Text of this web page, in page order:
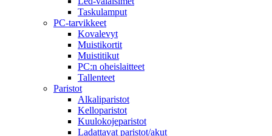
Taskulamput
PC-tarvikkeet
Kovalevyt
Muistikortit
Muistitikut
PC:n oheislaitteet
Tallenteet
Paristot
Alkaliparistot
Kelloparistot
Kuulokojeparistot
Ladattavat paristot/akut